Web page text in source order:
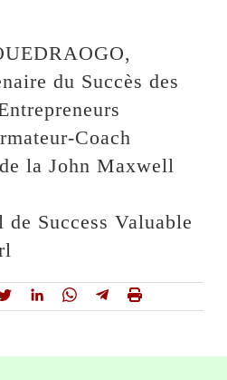
du Succès des
Coach
la John Maxwell
Success Valuable